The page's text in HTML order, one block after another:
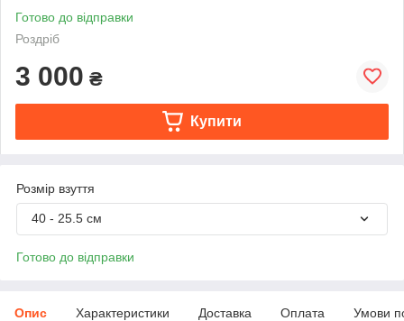
Готово до відправки
Роздріб
3 000 ₴
Купити
Розмір взуття
40 - 25.5 см
Готово до відправки
Опис Характеристики Доставка Оплата Умови